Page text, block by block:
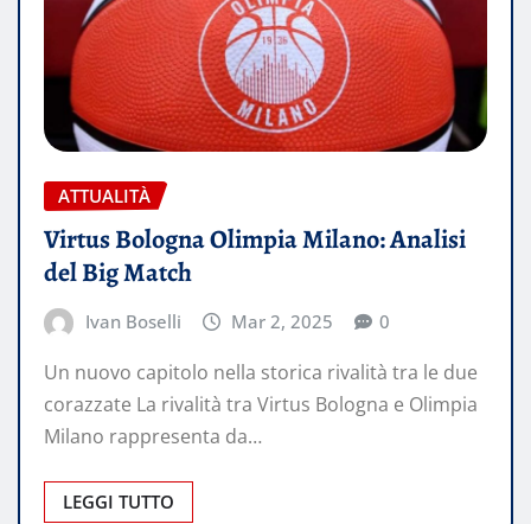
ATTUALITÀ
Virtus Bologna Olimpia Milano: Analisi
del Big Match​
Ivan Boselli Mar 2, 2025 0
Un nuovo capitolo nella storica rivalità tra le due
corazzate La rivalità tra Virtus Bologna e Olimpia
Milano rappresenta da…
LEGGI TUTTO